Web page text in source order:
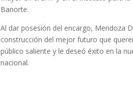
Banorte.
Al dar posesión del encargo, Mendoza
construcción del mejor futuro que
público saliente y le deseó éxito en la
nacional.